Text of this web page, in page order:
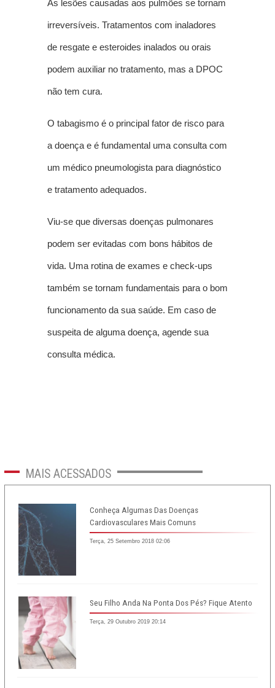
As lesões causadas aos pulmões se tornam
irreversíveis. Tratamentos com inaladores
de resgate e esteroides inalados ou orais
podem auxiliar no tratamento, mas a DPOC
não tem cura.
O tabagismo é o principal fator de risco para
a doença e é fundamental uma consulta com
um médico pneumologista para diagnóstico
e tratamento adequados.
Viu-se que diversas doenças pulmonares
podem ser evitadas com bons hábitos de
vida. Uma rotina de exames e check-ups
também se tornam fundamentais para o bom
funcionamento da sua saúde. Em caso de
suspeita de alguma doença, agende sua
consulta médica.
MAIS ACESSADOS
Conheça Algumas Das Doenças
Cardiovasculares Mais Comuns
Terça, 25 Setembro 2018 02:06
Seu Filho Anda Na Ponta Dos Pés? Fique Atento
Terça, 29 Outubro 2019 20:14